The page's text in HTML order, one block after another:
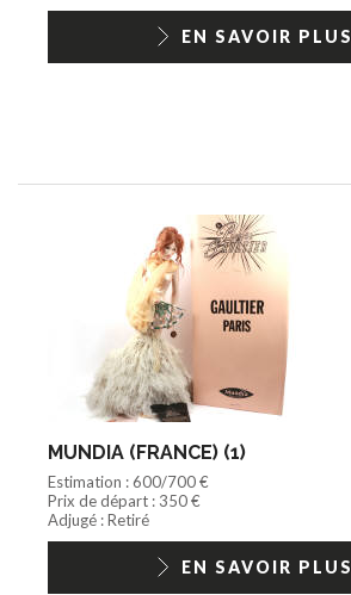
EN SAVOIR PLUS
MUNDIA (FRANCE) (1)
Estimation : 600/700 €
Prix de départ : 350 €
Adjugé : Retiré
EN SAVOIR PLUS